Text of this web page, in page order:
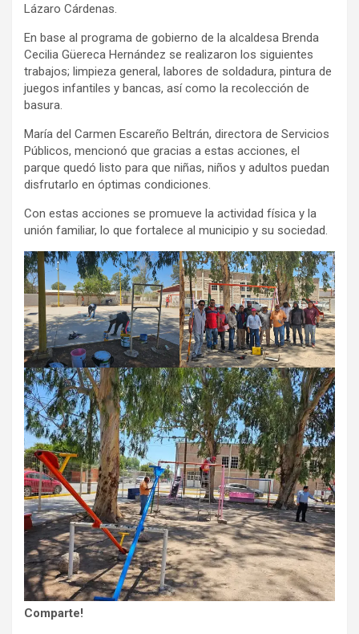
Lázaro Cárdenas.
En base al programa de gobierno de la alcaldesa Brenda
Cecilia Güereca Hernández se realizaron los siguientes
trabajos; limpieza general, labores de soldadura, pintura de
juegos infantiles y bancas, así como la recolección de
basura.
María del Carmen Escareño Beltrán, directora de Servicios
Públicos, mencionó que gracias a estas acciones, el
parque quedó listo para que niñas, niños y adultos puedan
disfrutarlo en óptimas condiciones.
Con estas acciones se promueve la actividad física y la
unión familiar, lo que fortalece al municipio y su sociedad.
Comparte!